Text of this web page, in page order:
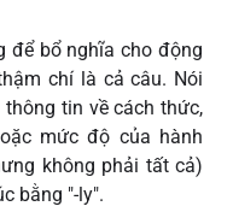
để bổ nghĩa cho động
chí là cả câu. Nói
tin về cách thức,
mức độ của hành
không phải tất cả)
bằng "-ly".